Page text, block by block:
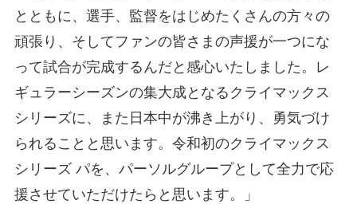
とともに、選手、監督をはじめたくさんの方々の
頑張り、そしてファンの皆さまの声援が一つにな
って試合が完成するんだと感心いたしました。レ
ギュラーシーズンの集大成となるクライマックス
シリーズに、また日本中が沸き上がり、勇気づけ
られることと思います。令和初のクライマックス
シリーズ パを、パーソルグループとして全力で応
援させていただけたらと思います。」